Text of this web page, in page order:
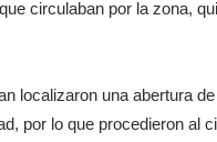
circulaban por la zona,
localizaron una abertura de
por lo que procedieron al